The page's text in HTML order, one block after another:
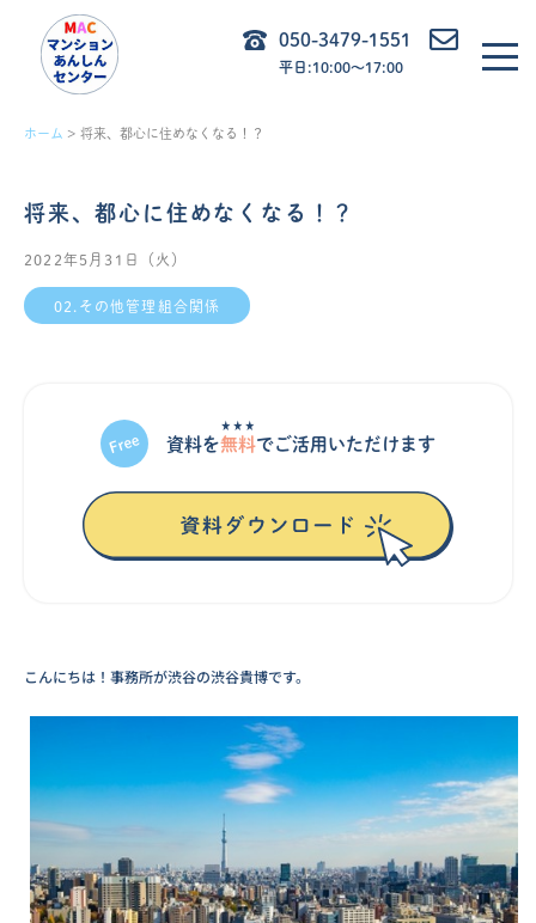
050-3479-1551
平日:10:00〜17:00
ホーム 将来、都心に住めなくなる！？
将来、都心に住めなくなる！？
2022年5月31日（火）
02.その他管理組合関係
資料を無料
★★★
でご活⽤いただけます
こんにちは！事務所が渋谷の渋谷貴博です。